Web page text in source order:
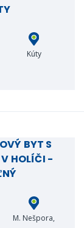
Kúty
BYT S
HOLÍČI -
M. Nešpora,